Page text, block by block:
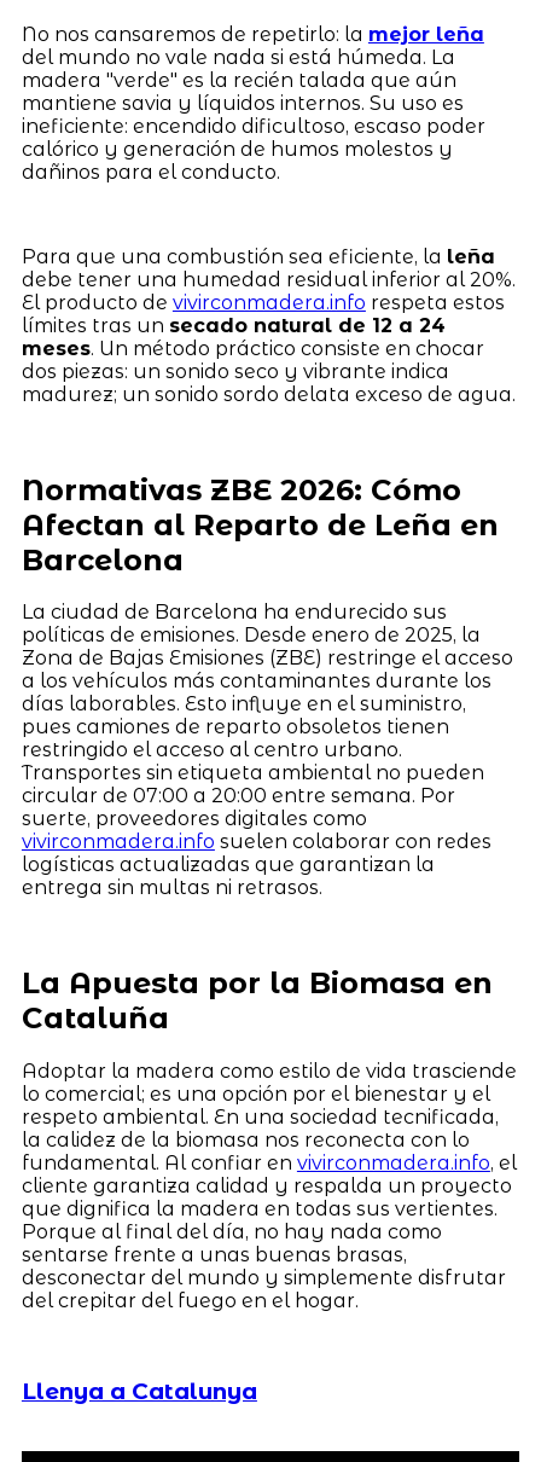
No nos cansaremos de repetirlo: la mejor leña
del mundo no vale nada si está húmeda. La
madera "verde" es la recién talada que aún
mantiene savia y líquidos internos. Su uso es
ineficiente: encendido dificultoso, escaso poder
calórico y generación de humos molestos y
dañinos para el conducto.
Para que una combustión sea eficiente, la leña
debe tener una humedad residual inferior al 20%.
El producto de vivirconmadera.info respeta estos
límites tras un secado natural de 12 a 24
meses. Un método práctico consiste en chocar
dos piezas: un sonido seco y vibrante indica
madurez; un sonido sordo delata exceso de agua.
Normativas ZBE 2026: Cómo
Afectan al Reparto de Leña en
Barcelona
La ciudad de Barcelona ha endurecido sus
políticas de emisiones. Desde enero de 2025, la
Zona de Bajas Emisiones (ZBE) restringe el acceso
a los vehículos más contaminantes durante los
días laborables. Esto influye en el suministro,
pues camiones de reparto obsoletos tienen
restringido el acceso al centro urbano.
Transportes sin etiqueta ambiental no pueden
circular de 07:00 a 20:00 entre semana. Por
suerte, proveedores digitales como
vivirconmadera.info suelen colaborar con redes
logísticas actualizadas que garantizan la
entrega sin multas ni retrasos.
La Apuesta por la Biomasa en
Cataluña
Adoptar la madera como estilo de vida trasciende
lo comercial; es una opción por el bienestar y el
respeto ambiental. En una sociedad tecnificada,
la calidez de la biomasa nos reconecta con lo
fundamental. Al confiar en vivirconmadera.info, el
cliente garantiza calidad y respalda un proyecto
que dignifica la madera en todas sus vertientes.
Porque al final del día, no hay nada como
sentarse frente a unas buenas brasas,
desconectar del mundo y simplemente disfrutar
del crepitar del fuego en el hogar.
Llenya a Catalunya